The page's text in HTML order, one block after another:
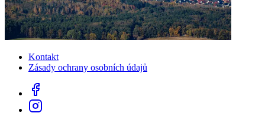
Kontakt
Zásady ochrany osobních údajů